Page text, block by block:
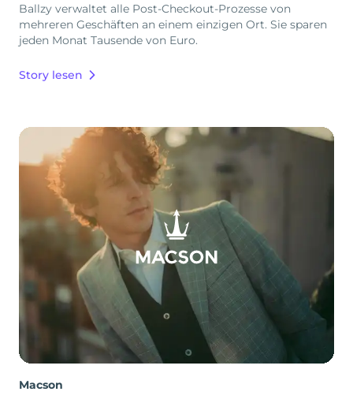
Ballzy verwaltet alle Post-Checkout-Prozesse von
mehreren Geschäften an einem einzigen Ort. Sie sparen
jeden Monat Tausende von Euro.
Story lesen
Macson